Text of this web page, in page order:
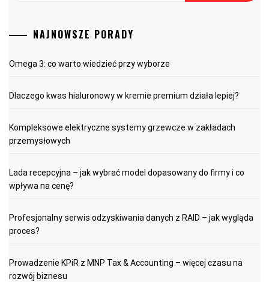
NAJNOWSZE PORADY
Omega 3: co warto wiedzieć przy wyborze
Dlaczego kwas hialuronowy w kremie premium działa lepiej?
Kompleksowe elektryczne systemy grzewcze w zakładach
przemysłowych
Lada recepcyjna – jak wybrać model dopasowany do firmy i co
wpływa na cenę?
Profesjonalny serwis odzyskiwania danych z RAID – jak wygląda
proces?
Prowadzenie KPiR z MNP Tax & Accounting – więcej czasu na
rozwój biznesu